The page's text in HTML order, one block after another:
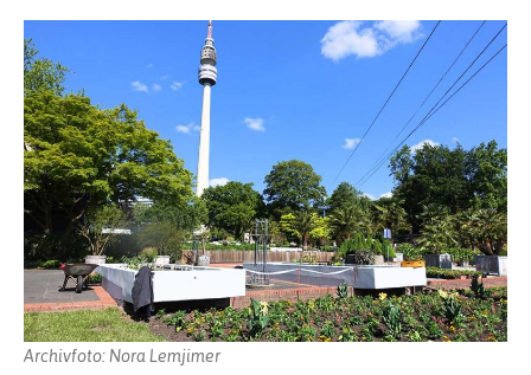
Archivfoto: Nora Lemjimer